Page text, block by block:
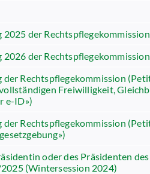
der Rechtspflegekommission
der Rechtspflegekommission
Rechtspflegekommission
Freiwilligkeit,
e-ID»)
Rechtspflegekommission
oder des Präsidenten
(Wintersession 2024)